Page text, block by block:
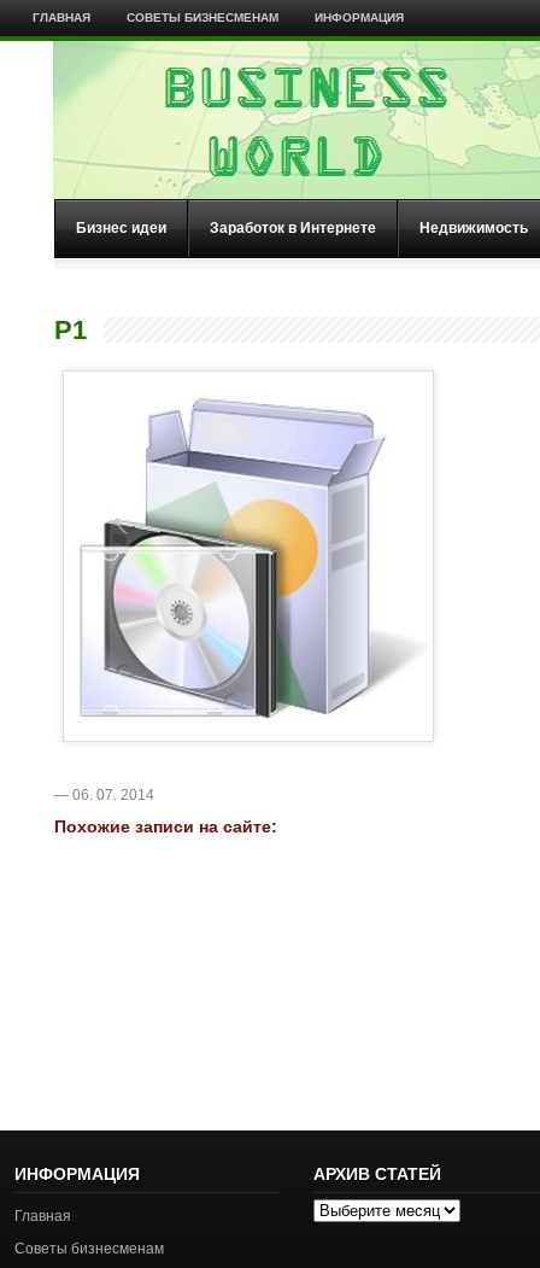
ГЛАВНАЯ СОВЕТЫ БИЗНЕСМЕНАМ ИНФОРМАЦИЯ
Бизнес идеи Заработок в Интернете Недвижимость
P1
— 06. 07. 2014
Похожие записи на сайте:
ИНФОРМАЦИЯ
Главная
Советы бизнесменам
АРХИВ СТАТЕЙ
Архив